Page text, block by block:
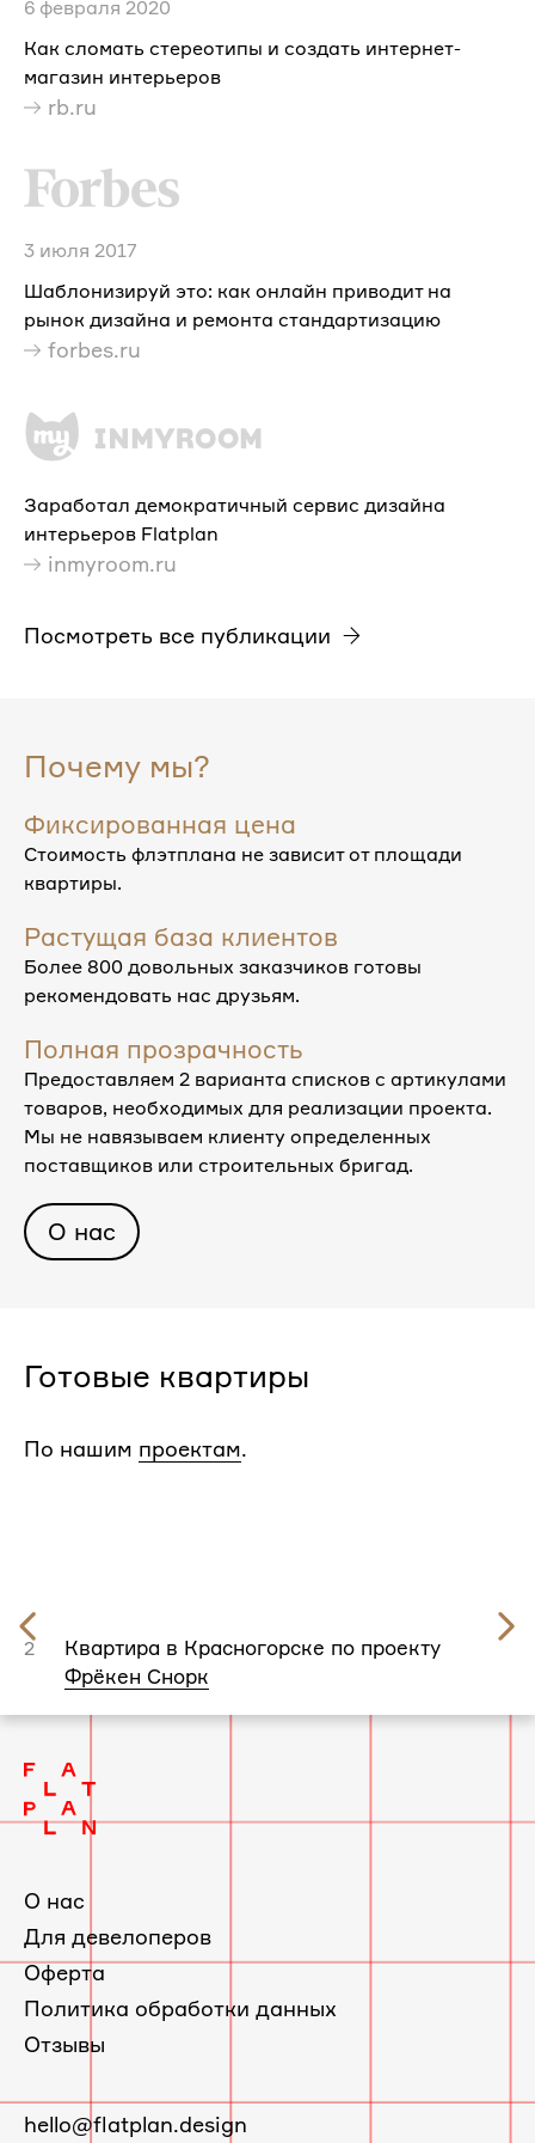
6 февраля 2020
Как сломать стереотипы и создать интернет-
магазин интерьеров
rb.ru
3 июля 2017
Шаблонизируй это: как онлайн приводит на
рынок дизайна и ремонта стандартизацию
forbes.ru
Заработал демократичный сервис дизайна
интерьеров Flatplan
inmyroom.ru
Посмотреть все публикации
Почему мы?
Фиксированная цена
Стоимость флэтплана не зависит от площади
квартиры.
Растущая база клиентов
Более 800 довольных заказчиков готовы
рекомендовать нас друзьям.
Полная прозрачность
Предоставляем 2 варианта списков с артикулами
товаров, необходимых для реализации проекта.
Мы не навязываем клиенту определенных
поставщиков или строительных бригад.
О нас
Готовые квартиры
По нашим проектам.
2
Квартира в Красногорске по проекту
Фрёкен Снорк
слайд
О нас
Для девелоперов
Оферта
Политика обработки данных
Отзывы
E-
hello@flatplan.design